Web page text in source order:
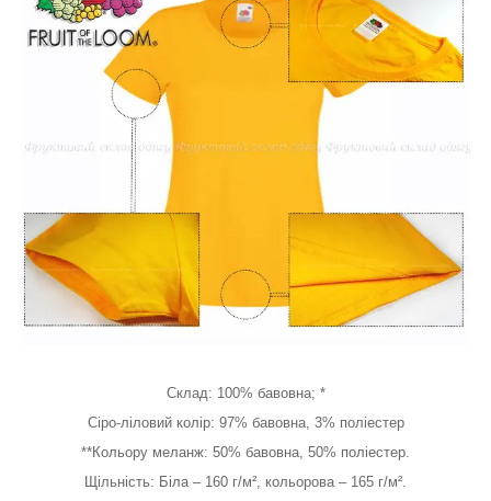
Склад: 100% бавовна; *
Сіро-ліловий колір: 97% бавовна, 3% поліестер
**Кольору меланж: 50% бавовна, 50% поліестер.
Щільність: Біла – 160 г/м², кольорова – 165 г/м².